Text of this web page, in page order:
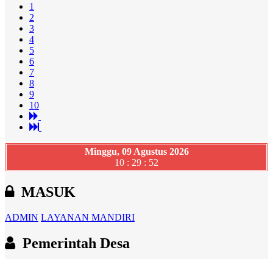
1
2
3
4
5
6
7
8
9
10
Minggu, 09 Agustus 2026
10 : 29 : 54
MASUK
ADMIN LAYANAN MANDIRI
Pemerintah Desa